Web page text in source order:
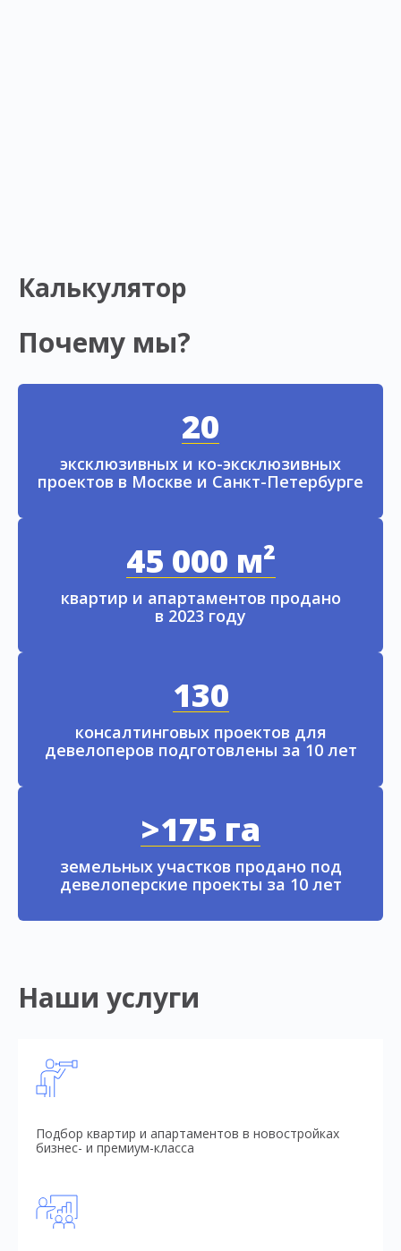
Калькулятор
Почему мы?
20
эксклюзивных и ко-эксклюзивных
проектов в Москве и Санкт-Петербурге
45 000 м²
квартир и апартаментов продано
в 2023 году
130
консалтинговых проектов для
девелоперов подготовлены за 10 лет
>175 га
земельных участков продано под
девелоперские проекты за 10 лет
Наши услуги
Подбор квартир и апартаментов в новостройках
бизнес- и премиум-класса